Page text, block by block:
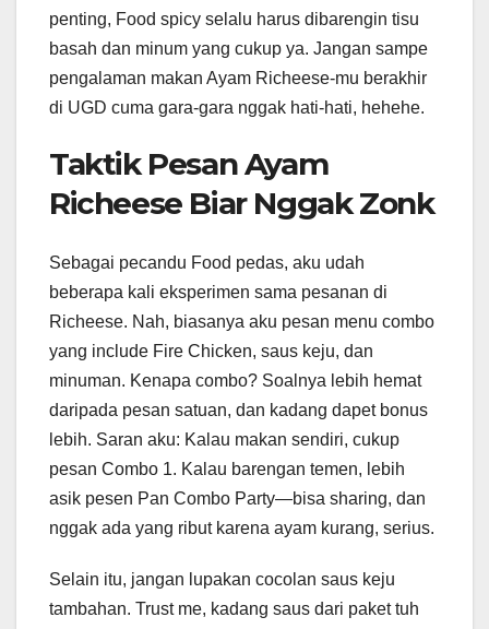
penting, Food spicy selalu harus dibarengin tisu
basah dan minum yang cukup ya. Jangan sampe
pengalaman makan Ayam Richeese-mu berakhir
di UGD cuma gara-gara nggak hati-hati, hehehe.
Taktik Pesan Ayam
Richeese Biar Nggak Zonk
Sebagai pecandu Food pedas, aku udah
beberapa kali eksperimen sama pesanan di
Richeese. Nah, biasanya aku pesan menu combo
yang include Fire Chicken, saus keju, dan
minuman. Kenapa combo? Soalnya lebih hemat
daripada pesan satuan, dan kadang dapet bonus
lebih. Saran aku: Kalau makan sendiri, cukup
pesan Combo 1. Kalau barengan temen, lebih
asik pesen Pan Combo Party—bisa sharing, dan
nggak ada yang ribut karena ayam kurang, serius.
Selain itu, jangan lupakan cocolan saus keju
tambahan. Trust me, kadang saus dari paket tuh